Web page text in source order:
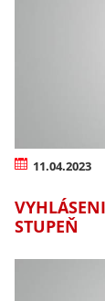
11.04.2023
STUPEŇ